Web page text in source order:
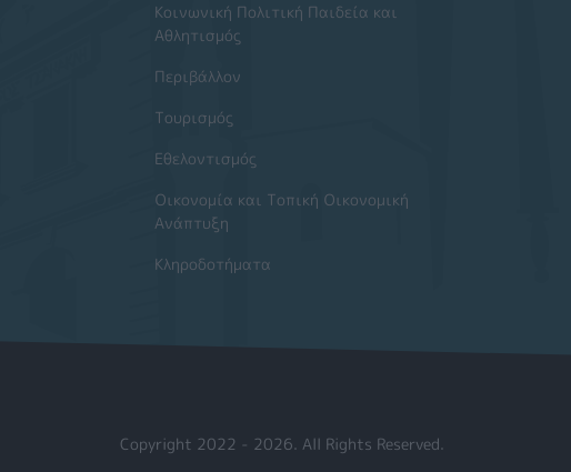
Κοινωνική Πολιτική Παιδεία και
Αθλητισμός
Περιβάλλον
Τουρισμός
Εθελοντισμός
Οικονομία και Τοπική Οικονομική
Ανάπτυξη
Κληροδοτήματα
Copyright 2022 - 2026. All Rights Reserved.